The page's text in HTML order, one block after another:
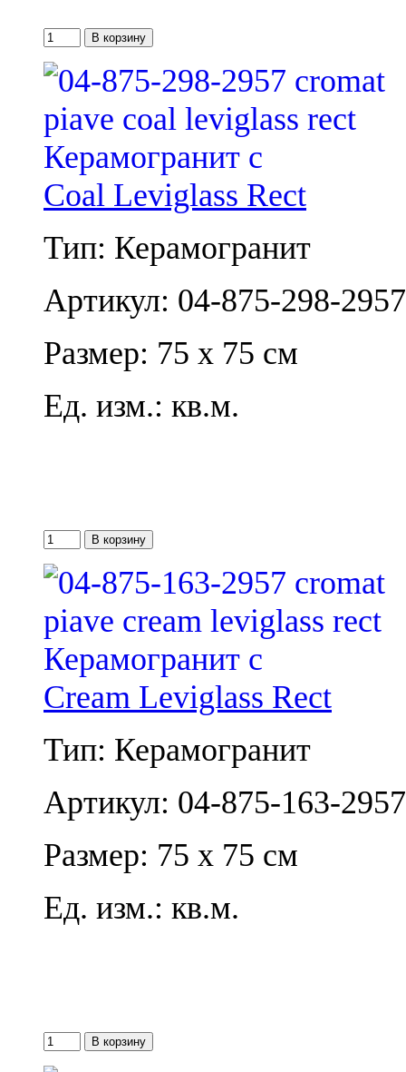
Coal Leviglass Rect
Тип: Керамогранит
Артикул: 04-875-298-2957
Размер: 75 x 75 см
Ед. изм.: кв.м.
Cream Leviglass Rect
Тип: Керамогранит
Артикул: 04-875-163-2957
Размер: 75 x 75 см
Ед. изм.: кв.м.